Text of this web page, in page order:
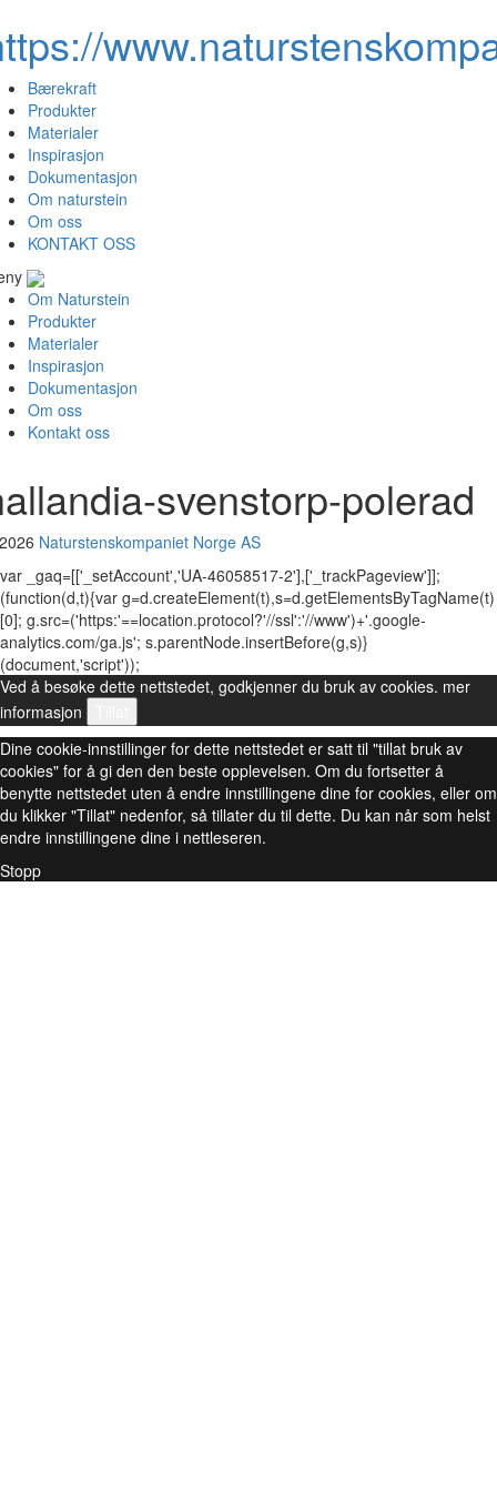
Bærekraft
Produkter
Materialer
Inspirasjon
Dokumentasjon
Om naturstein
Om oss
KONTAKT OSS
Om Naturstein
Produkter
Materialer
Inspirasjon
Dokumentasjon
Om oss
Kontakt oss
svenstorp-polerad
Naturstenskompaniet Norge AS
var _gaq=[['_setAccount','UA-46058517-2'],['_trackPageview']];
(function(d,t){var g=d.createElement(t),s=d.getElementsByTagName(t)
[0]; g.src=('https:'==location.protocol?'//ssl':'//www')+'.google-
analytics.com/ga.js'; s.parentNode.insertBefore(g,s)}
(document,'script'));
Ved å besøke dette nettstedet, godkjenner du bruk av cookies. mer
informasjon
Dine cookie-innstillinger for dette nettstedet er satt til "tillat bruk av
cookies" for å gi den den beste opplevelsen. Om du fortsetter å
benytte nettstedet uten å endre innstillingene dine for cookies, eller om
du klikker "Tillat" nedenfor, så tillater du til dette. Du kan når som helst
endre innstillingene dine i nettleseren.
Stopp